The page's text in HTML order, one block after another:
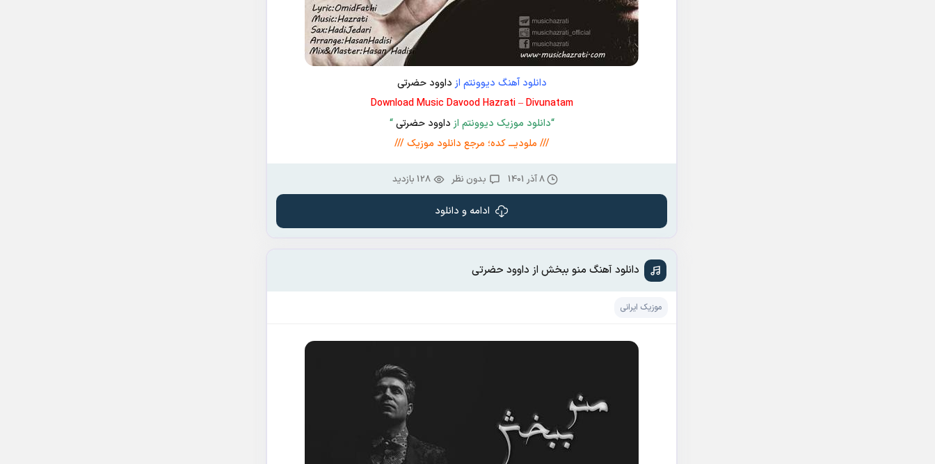
دانلود آهنگ دیوونتم از داوود حضرتی
Download Music Davood Hazrati – Divunatam
“دانلود موزیک دیوونتم از داوود حضرتی“
/// ملودیـــ کده؛ مرجع دانلود موزیک ///
8 آذر 1401 بدون نظر 128 بازدید
ادامه و دانلود
دانلود آهنگ منو ببخش از داوود حضرتی
موزیک ایرانی